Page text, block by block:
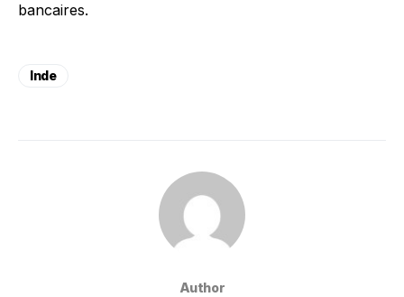
bancaires.
Inde
Author